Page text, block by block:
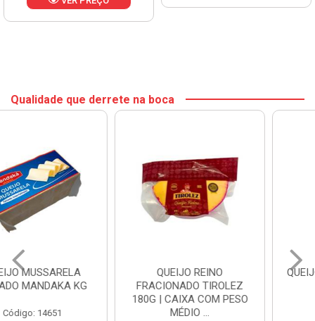
Qualidade que derrete na boca
QUEIJO REINO
FRACIONADO TIROLEZ
180G | CAIXA COM PESO
MÉDIO ...
QUEIJO MUSSARELA BOM
PALADAR KG